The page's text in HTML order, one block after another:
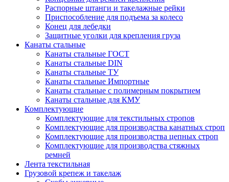
Распорные штанги и такелажные рейки
Приспособление для подъема за колесо
Конец для лебедки
Защитные уголки для крепления груза
Канаты стальные
Канаты стальные ГОСТ
Канаты стальные DIN
Канаты стальные ТУ
Канаты стальные Импортные
Канаты стальные с полимерным покрытием
Канаты стальные для КМУ
Комплектующие
Комплектующие для текстильных стропов
Комплектующие для производства канатных строп
Комплектующие для производства цепных строп
Комплектующие для производства стяжных
ремней
Лента текстильная
Грузовой крепеж и такелаж